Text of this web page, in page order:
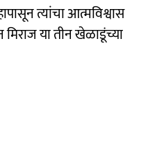
त्यांचा आत्मविश्वास
या तीन खेळाडूंच्या